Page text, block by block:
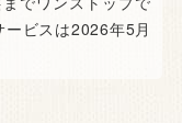
ビスは2026年5月